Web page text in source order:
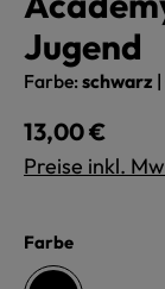
Jugend
Farbe: schwarz |
Regulärer Preis:
13,00 €
Preise inkl.
Farbeauswählen